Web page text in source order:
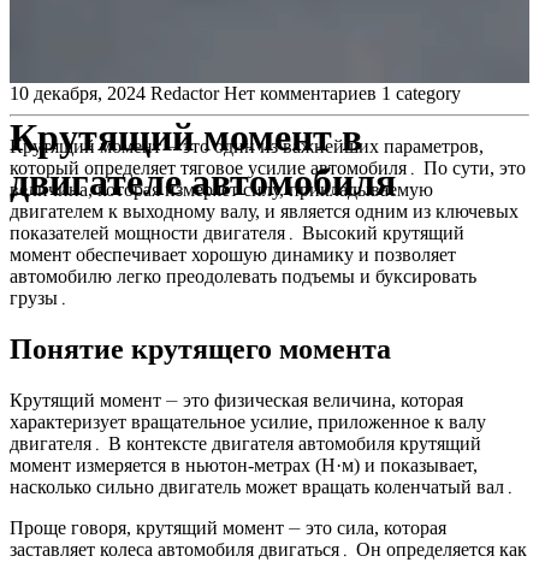
Крутящий момент в
двигателе автомобиля
10 декабря, 2024 Redactor Нет комментариев 1 category
Крутящий момент ⏤ это один из важнейших параметров,
который определяет тяговое усилие автомобиля․ По сути, это
величина, которая измеряет силу, прикладываемую
двигателем к выходному валу, и является одним из ключевых
показателей мощности двигателя․ Высокий крутящий
момент обеспечивает хорошую динамику и позволяет
автомобилю легко преодолевать подъемы и буксировать
грузы․
Понятие крутящего момента
Крутящий момент ⏤ это физическая величина, которая
характеризует вращательное усилие, приложенное к валу
двигателя․ В контексте двигателя автомобиля крутящий
момент измеряется в ньютон-метрах (Н·м) и показывает,
насколько сильно двигатель может вращать коленчатый вал․
Проще говоря, крутящий момент ⏤ это сила, которая
заставляет колеса автомобиля двигаться․ Он определяется как